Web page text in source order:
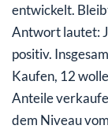
entwickelt.
Antwort lautet:
positiv.
Kaufen, 12
Anteile
dem Niveau